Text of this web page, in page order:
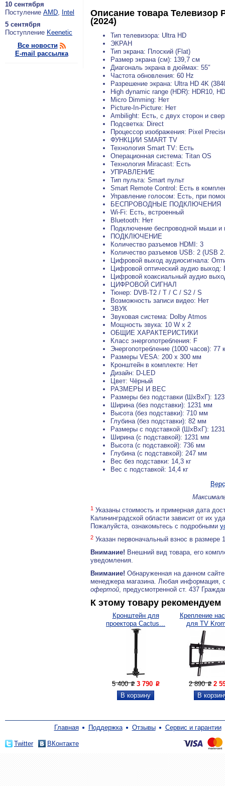
10 сентября
По­сту­ле­ние AMD, Intel
5 сентября
По­ступ­ле­ние Keenetic
Все новости
E-mail рассылка
Описание товара Телевизор
(2024)
Тип телевизора: Ultra HD
ЭКРАН
Тип экрана: Плоский (Flat)
Размер экрана (см): 139,7 см
Диагональ экрана в дюймах: 55″
Частота обновления: 60 Hz
Разрешение экрана: Ultra HD 4K
High dynamic range (HDR): HDR10,
Micro Dimming: Нет
Picture-In-Picture: Нет
Ambilight: Есть, c двух сторон и
Подсветка: Direct
Процессор изображения: Pixel
ФУНКЦИИ SMART TV
Технология Smart TV: Есть
Операционная система: Titan OS
Технология Miracast: Есть
УПРАВЛЕНИЕ
Тип пульта: Smart пульт
Smart Remote Control: Есть в
Управление голосом: Есть, при
БЕСПРОВОДНЫЕ ПОДКЛЮЧЕНИЯ
Wi-Fi: Есть, встроенный
Bluetooth: Нет
Подключение беспроводной мыши и
ПОДКЛЮЧЕНИЕ
Количество разъемов HDMI: 3
Количество разъемов USB: 2 (USB
Цифровой выход аудиосигнала:
Цифровой оптический аудио выход:
Цифровой коаксиальный аудио
ЦИФРОВОЙ СИГНАЛ
Тюнер: DVB-T2 / T / C / S2 / S
Возможность записи видео: Нет
ЗВУК
Звуковая система: Dolby Atmos
Мощность звука: 10 W x 2
ОБЩИЕ ХАРАКТЕРИСТИКИ
Класс энергопотребления: F
Энергопотребление (1000 часов): 77
Размеры VESA: 200 x 300 мм
Кронштейн в комплекте: Нет
Дизайн: D-LED
Цвет: Чёрный
РАЗМЕРЫ И ВЕС
Размеры без подставки (ШxВxГ):
Ширина (без подставки): 1231 мм
Высота (без подставки): 710 мм
Глубина (без подставки): 82 мм
Размеры с подставкой (ШxВxГ):
Ширина (с подставкой): 1231 мм
Высота (с подставкой): 736 мм
Глубина (с подставкой): 247 мм
Вес без подставки: 14,3 кг
Вес с подставкой: 14,4 кг
1 Указаны стоимость и примерная дата
Калининградской области зависит от их
Пожалуйста, ознакомьтесь с подробными
2 Указан первоначальный взнос в
Внимание! Внешний вид товара, его
уведомления.
Внимание! Обнаруженная на данном
менеджера магазина. Любая информация,
офертой, предусмотренной ст. 437
К этому товару рекомендуем
Кронштейн для
проектора Cactus...
5 400P 3 790 P
Крепление
для TV
2 890P 2
Главная Поддержка Отзывы Сервис и гарантии
Twitter ВКонтакте